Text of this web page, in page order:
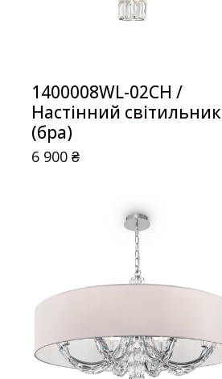
1400008WL-02CH /
Настінний світильник
(бра)
6 900₴